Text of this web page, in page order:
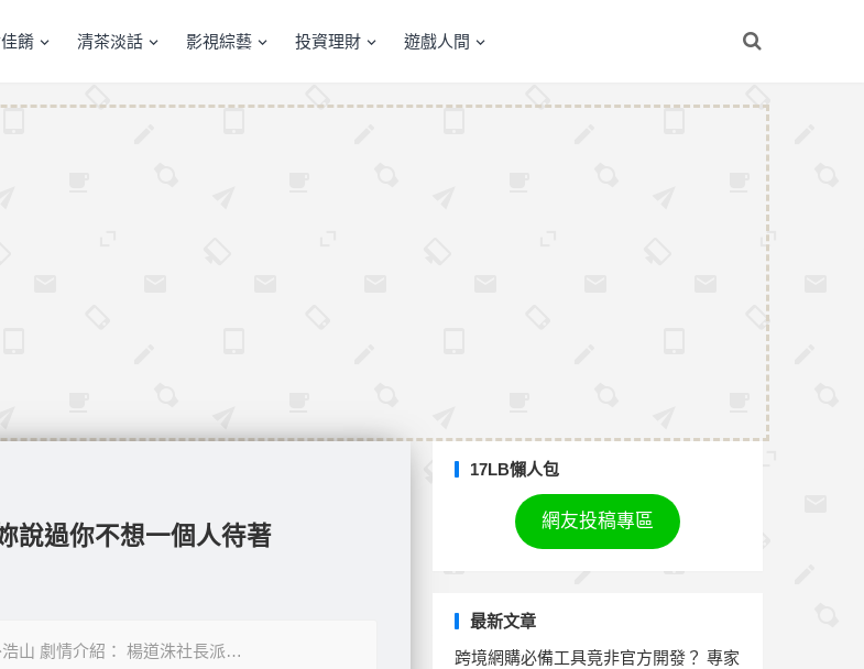
餚 清茶淡話 影視綜藝 投資理財 遊戲人間
說過你不想一個人待著
山 劇情介紹： 楊道洙社長派…
17LB懶人包
網友投稿專區
最新文章
跨境網購必備工具竟非官方開發？ 專家